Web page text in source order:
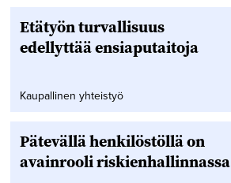
Etätyön turvallisuus
edellyttää ensiaputaitoja
Kaupallinen yhteistyö
Pätevällä henkilöstöllä on
avainrooli riskienhallinnassa